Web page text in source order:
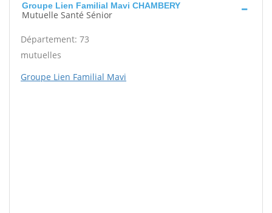
Groupe Lien Familial Mavi CHAMBERY
Mutuelle Santé Sénior
Département: 73
mutuelles
Groupe Lien Familial Mavi